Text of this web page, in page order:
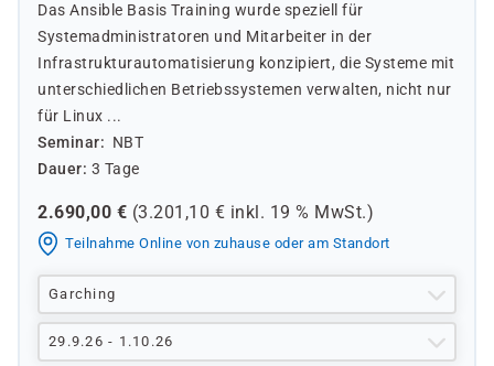
Das Ansible Basis Training wurde speziell für
Systemadministratoren und Mitarbeiter in der
Infrastrukturautomatisierung konzipiert, die Systeme mit
unterschiedlichen Betriebssystemen verwalten, nicht nur
für Linux ...
Seminar
NBT
Dauer 3 Tage
2.690,00 € (3.201,10 € inkl. 19 % MwSt.)
Teilnahme Online von zuhause oder am Standort
Garching
29.9.26 - 1.10.26